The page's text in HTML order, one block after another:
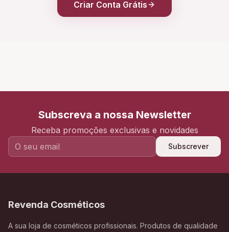
Criar Conta Grátis
Subscreva a nossa Newsletter
Receba promoções exclusivas e novidades
Subscrever
Revenda Cosméticos
A sua loja de cosméticos profissionais. Produtos de qualidade